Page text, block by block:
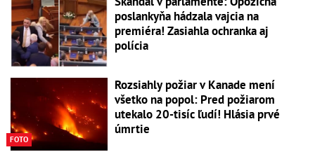
poslankyňa hádzala vajcia na
premiéra! Zasiahla ochranka aj
polícia
FOTO
Rozsiahly požiar v Kanade mení
všetko na popol: Pred požiarom
utekalo 20-tisíc ľudí! Hlásia prvé
úmrtie